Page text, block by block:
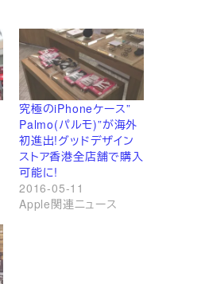
究極のiPhoneケース”
Palmo(パルモ)”が海外
初進出!グッドデザイン
ストア香港全店舗で購入
可能に!
2016-05-11
Apple関連ニュース